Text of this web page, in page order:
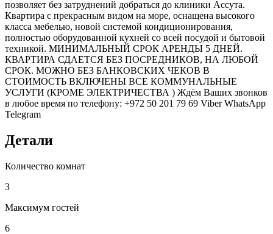
позволяет без затруднений добраться до клиники Ассута.
Квартира с прекрасным видом на море, оснащена высокого
класса мебелью, новой системой кондиционирования,
полностью оборудованной кухней со всей посудой и бытовой
техникой. МИНИМАЛЬНЫЙ СРОК АРЕНДЫ 5 ДНЕЙ.
КВАРТИРА СДАЕТСЯ БЕЗ ПОСРЕДНИКОВ, НА ЛЮБОЙ
СРОК. МОЖНО БЕЗ БАНКОВСКИХ ЧЕКОВ В
СТОИМОСТЬ ВКЛЮЧЕНЫ ВСЕ КОММУНАЛЬНЫЕ
УСЛУГИ (КРОМЕ ЭЛЕКТРИЧЕСТВА ) Ждём Ваших звонков
в любое время по телефону: +972 50 201 79 69 Viber WhatsApp
Telegram
Детали
Количество комнат
3
Максимум гостей
6